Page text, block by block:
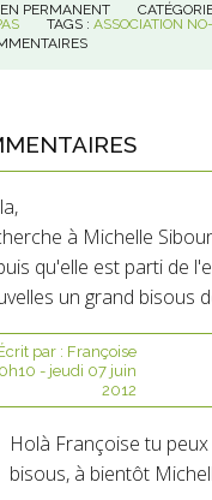
PERMANENT
TAGS : ASSOCIATION
à Michelle
qu'elle est parti de
un grand bisous
par : Françoise
- jeudi 07 juin
2012
Holà Françoise tu
bisous, à bientôt